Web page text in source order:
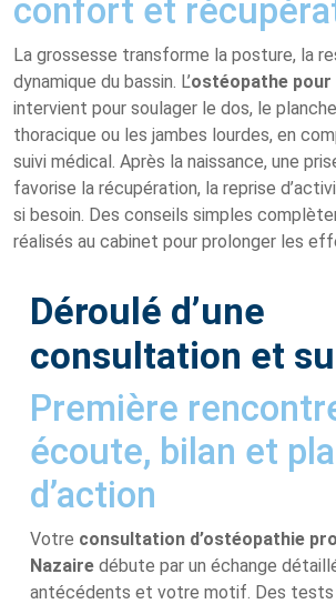
confort et
La grossesse transforme la posture, la
dynamique du bassin. L’ostéopathe
intervient pour soulager le dos, le
thoracique ou les jambes lourdes, en
suivi médical. Après la naissance, une
favorise la récupération, la reprise
si besoin. Des conseils simples
réalisés au cabinet pour prolonger les
Déroulé d’une
consultation et
Première
écoute, bilan et
d’action
Votre consultation d’ostéopathie
Nazaire débute par un échange
antécédents et votre motif. Des tests